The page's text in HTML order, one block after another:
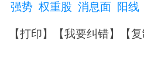
强势 权重股 消息面 阳线
【打印】【我要纠错】【